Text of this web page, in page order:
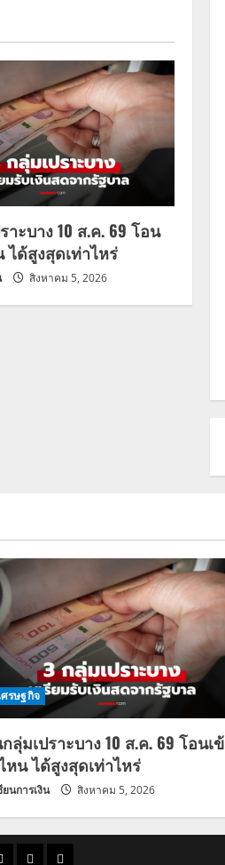
าะบาง 10 ส.ค. 69 โอน
ได้สูงสุดเท่าไหร่
สิงหาคม 5, 2026
ศรษฐกิจ
กลุ่มเปราะบาง 10 ส.ค. 69 โอนเ
หน ได้สูงสุดเท่าไหร่
ยนการเงิน สิงหาคม 5, 2026
ด ที่ ผู้ชาย